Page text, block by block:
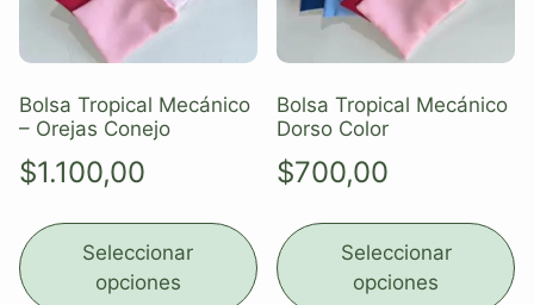
Bolsa Tropical Mecánico
– Orejas Conejo
$1.100,00
Seleccionar
opciones
Bolsa Tropical Mecánico
Dorso Color
$700,00
Seleccionar
opciones